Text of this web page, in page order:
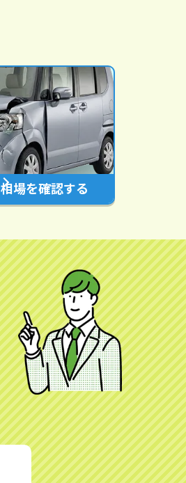
相場を確認する